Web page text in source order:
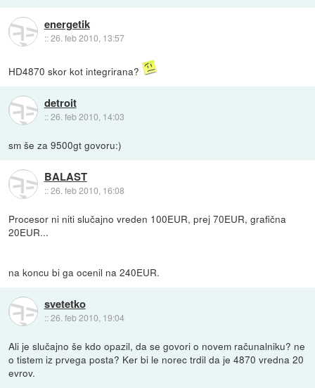
energetik
::26. feb 2010, 13:57
HD4870 skor kot integrirana?
detroit
::26. feb 2010, 14:03
sm še za 9500gt govoru:)
BALAST
::26. feb 2010, 16:08
Procesor ni niti slučajno vreden 100EUR, prej 70EUR, grafična
20EUR...
na koncu bi ga ocenil na 240EUR.
svetetko
::26. feb 2010, 19:04
Ali je slučajno še kdo opazil, da se govori o novem računalniku? ne
o tistem iz prvega posta? Ker bi le norec trdil da je 4870 vredna 20
evrov.